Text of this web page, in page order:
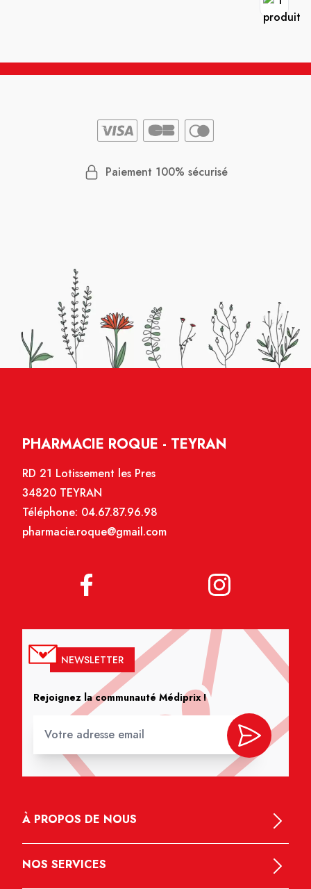
Paiement 100% sécurisé
PHARMACIE ROQUE - TEYRAN
RD 21 Lotissement les Pres
34820 TEYRAN
Téléphone: 04.67.87.96.98
pharmacie.roque@gmail.com
NEWSLETTER
Rejoignez la communauté Médiprix !
À PROPOS DE NOUS
NOS SERVICES